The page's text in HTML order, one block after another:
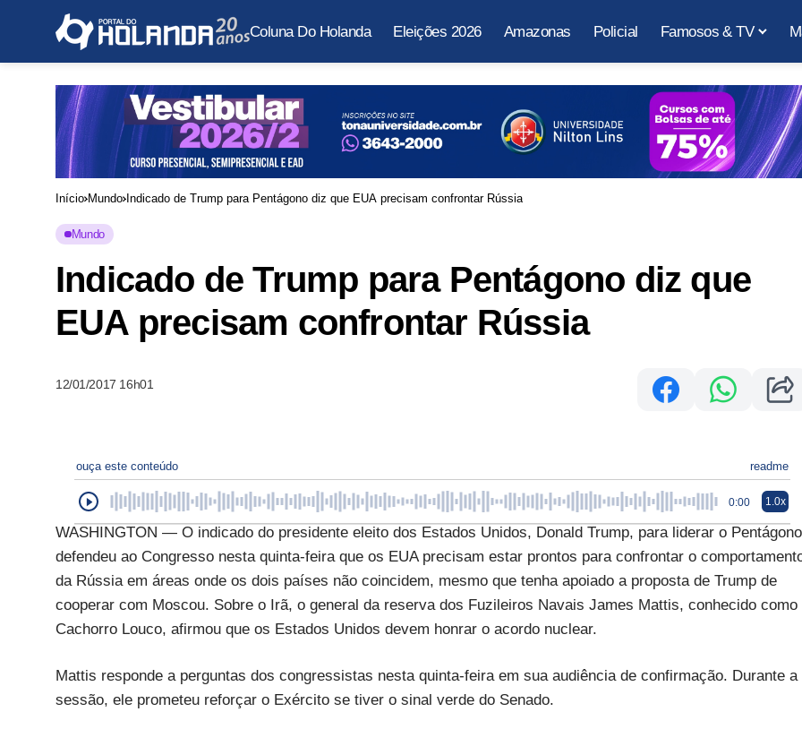
Coluna Do Holanda Eleições 2026 Amazonas Policial Famosos & TV
Início Mundo Indicado de Trump para Pentágono diz que EUA precisam confrontar Rússia
Mundo
Indicado de Trump para Pentágono diz que
EUA precisam confrontar Rússia
12/01/2017 16h01
ouça este conteúdo readme
0:00 1.0x
WASHINGTON — O indicado do presidente eleito dos Estados Unidos, Donald Trump, para liderar o Pentágono
defendeu ao Congresso nesta quinta-feira que os EUA precisam estar prontos para confrontar o
da Rússia em áreas onde os dois países não coincidem, mesmo que tenha apoiado a proposta de Trump de
cooperar com Moscou. Sobre o Irã, o general da reserva dos Fuzileiros Navais James Mattis, conhecido como
Cachorro Louco, afirmou que os Estados Unidos devem honrar o acordo nuclear.
Mattis responde a perguntas dos congressistas nesta quinta-feira em sua audiência de confirmação. Durante a
sessão, ele prometeu reforçar o Exército se tiver o sinal verde do Senado.